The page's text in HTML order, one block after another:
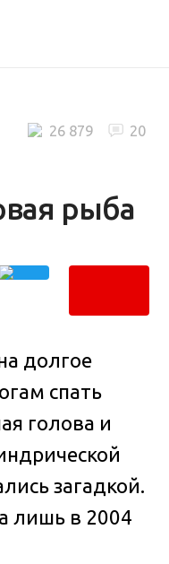
рыба
20
26 879
долгое
спать
голова и
загадкой.
лишь в 2004